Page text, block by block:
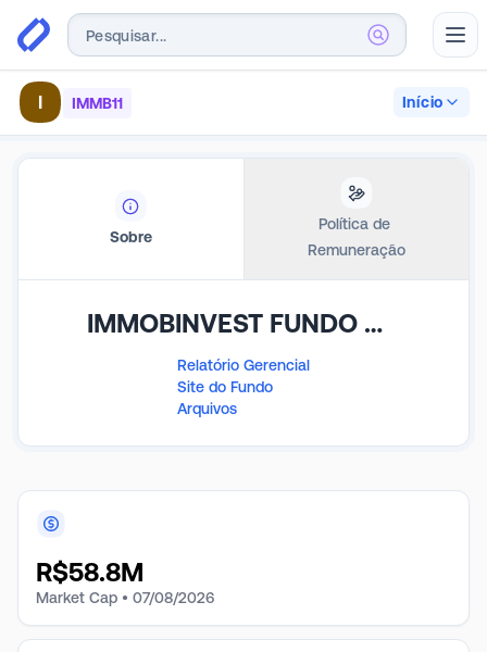
I IMMB11 Início
Sobre
Política de
Remuneração
IMMOBINVEST FUNDO DE INVESTIMENTO IMOBILIÁRIO RESPONSABILIDADE LIMITADA
Relatório Gerencial
Site do Fundo
Arquivos
R$58.8M
Market Cap • 07/08/2026